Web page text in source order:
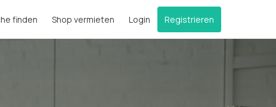
finden Shop vermieten Login Registrieren